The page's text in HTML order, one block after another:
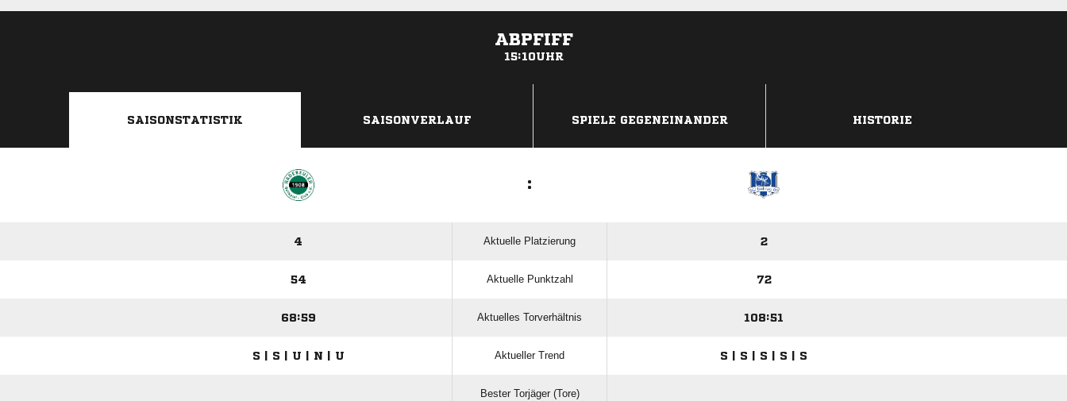
ABPFIFF
15:10UHR
SAISONSTATISTIK SAISONVERLAUF SPIELE GEGENEINANDER HISTORIE
:
4 Aktuelle Platzierung 2
54 Aktuelle Punktzahl 72
68:59 Aktuelles Torverhältnis 108:51
S | S | U | N | U Aktueller Trend S | S | S | S | S
Bester Torjäger (Tore)